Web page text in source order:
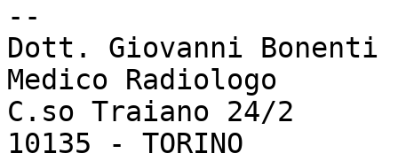
--
Dott. Giovanni Bonenti
Medico Radiologo
C.so Traiano 24/2
10135 - TORINO